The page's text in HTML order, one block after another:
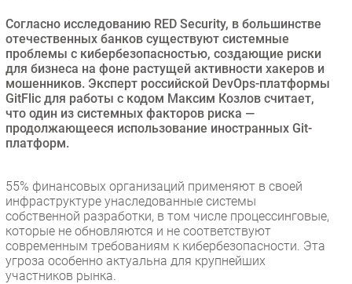
Безопасность
Инновации
CIO/Управление ИТ
Гаджеты
Здоровье
РАЗДЕЛЫ
Новости
Аналитика
Интервью
Мероприятия
Проекты
Согласно исследованию RED Security, в большинстве
отечественных банков существуют системные
проблемы с кибербезопасностью, создающие риски
для бизнеса на фоне растущей активности хакеров и
мошенников. Эксперт российской DevOps-платформы
GitFlic для работы с кодом Максим Козлов считает,
что один из системных факторов риска —
продолжающееся использование иностранных Git-
платформ.
55% финансовых организаций применяют в своей
инфраструктуре унаследованные системы
собственной разработки, в том числе процессинговые,
которые не обновляются и не соответствуют
современным требованиям к кибербезопасности. Эта
угроза особенно актуальна для крупнейших
участников рынка.